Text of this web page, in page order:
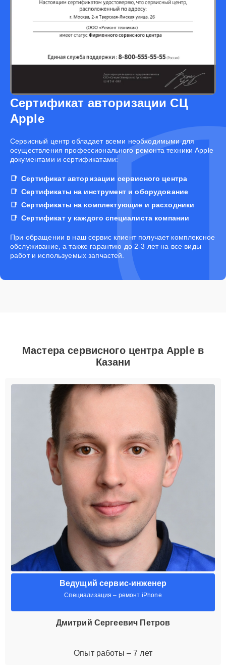
Сертификат авторизации СЦ
Apple
Cервисный центр обладает всеми необходимыми для
осуществления профессионального ремонта техники Apple
документами и сертификатами:
Сертификат авторизации сервисного центра
Сертификаты на инструмент и оборудование
Сертификаты на комплектующие и расходники
Сертификат у каждого специалиста компании
При обращении в наш сервис клиент получает комплексное
обслуживание, а также гарантию до 2-3 лет на все виды
работ и используемых запчастей.
Мастера сервисного центра Apple в
Казани
Ведущий сервис-инженер
Специализация – ремонт iPhone
Дмитрий Сергеевич Петров
Опыт работы – 7 лет